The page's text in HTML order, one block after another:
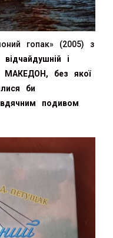
гопак» (2005) з
відчайдушній і
МАКЕДОН, без якої
би
подивом